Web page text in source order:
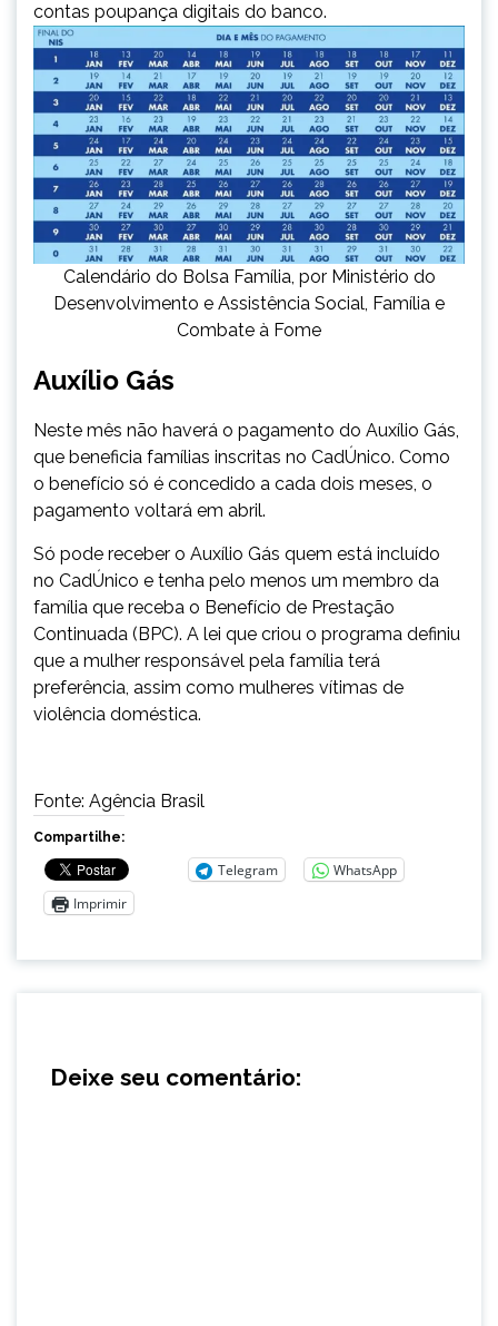
contas poupança digitais do banco.
Calendário do Bolsa Família, por Ministério do
Desenvolvimento e Assistência Social, Família e
Combate à Fome
Auxílio Gás
Neste mês não haverá o pagamento do Auxílio Gás,
que beneficia famílias inscritas no CadÚnico. Como
o benefício só é concedido a cada dois meses, o
pagamento voltará em abril.
Só pode receber o Auxílio Gás quem está incluído
no CadÚnico e tenha pelo menos um membro da
família que receba o Benefício de Prestação
Continuada (BPC). A lei que criou o programa definiu
que a mulher responsável pela família terá
preferência, assim como mulheres vítimas de
violência doméstica.
Fonte: Agência Brasil
Compartilhe:
Telegram
WhatsApp
Imprimir
Deixe seu comentário: